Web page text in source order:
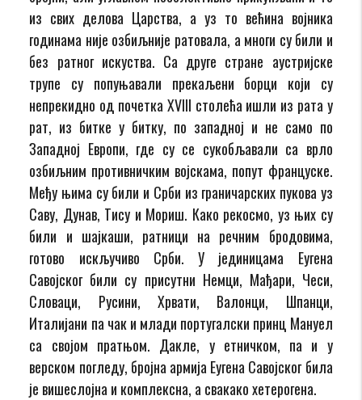
из свих делова Царства, а уз то већина војника
годинама није озбиљније ратовала, а многи су били и
без ратног искуства. Са друге стране аустријске
трупе су попуњавали прекаљени борци који су
непрекидно од почетка XVIII столећа ишли из рата у
рат, из битке у битку, по западној и не само по
Западној Европи, где су се сукобљавали са врло
озбиљним противничким војскама, попут француске.
Међу њима су били и Срби из граничарских пукова уз
Саву, Дунав, Тису и Мориш. Како рекосмо, уз њих су
били и шајкаши, ратници на речним бродовима,
готово искључиво Срби. У јединицама Еугена
Савојског били су присутни Немци, Мађари, Чеси,
Словаци, Русини, Хрвати, Валонци, Шпанци,
Италијани па чак и млади португалски принц Мануел
са својом пратњом. Дакле, у етничком, па и у
верском погледу, бројна армија Еугена Савојског била
је вишеслојна и комплексна, а свакако хетерогена.